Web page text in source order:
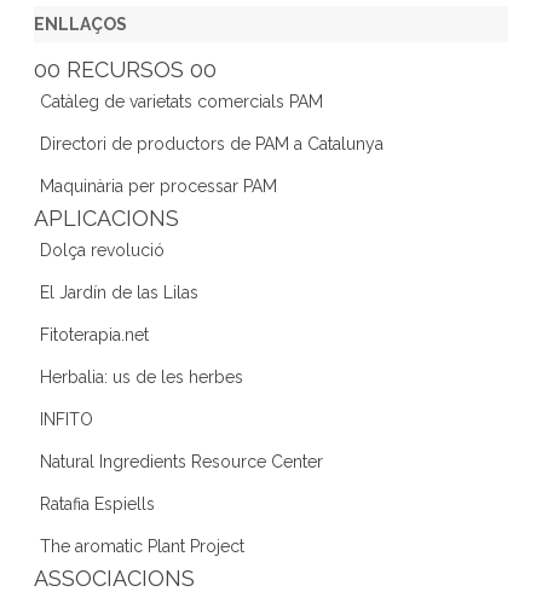
c
e
b
o
o
k
er gr
a
m
dI
n
ENLLAÇOS
00 RECURSOS 00
Catàleg de varietats comercials PAM
Directori de productors de PAM a Catalunya
Maquinària per processar PAM
APLICACIONS
Dolça revolució
El Jardín de las Lilas
Fitoterapia.net
Herbalia: us de les herbes
INFITO
Natural Ingredients Resource Center
Ratafia Espiells
The aromatic Plant Project
ASSOCIACIONS